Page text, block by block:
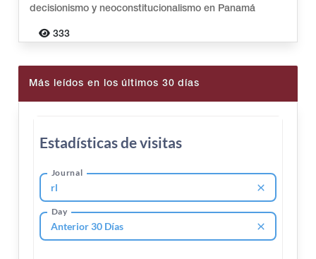
decisionismo y neoconstitucionalismo en Panamá
333
Más leídos en los últimos 30 días